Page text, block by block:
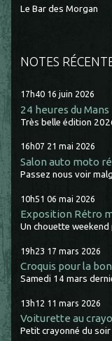
Le Bar des Morgan
NOTES
17h40 16 juin 2026
24 heures du Mans
Très belle édition
16h07 21 mai 2026
Salon auto moto
Passez nous voir
10h51 06 mai 2026
Exposition Rétro
Un chouette weekend
19h23 17 mars 2026
Croquis pour la
Samedi 14 mars
13h12 11 mars 2026
Voiturette au
Petit crayonné du